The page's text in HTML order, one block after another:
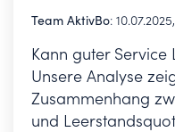
Team AktivBo:
Kann guter
Unsere Analyse
Zusammenhang
und